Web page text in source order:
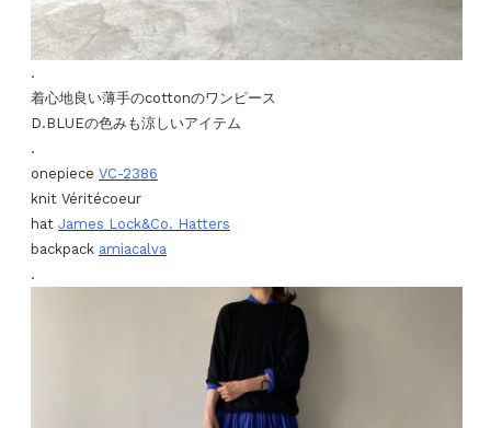
.
着心地良い薄手のcottonのワンピース
D.BLUEの色みも涼しいアイテム
.
onepiece VC-2386
knit Véritécoeur
hat James Lock&Co. Hatters
backpack amiacalva
.